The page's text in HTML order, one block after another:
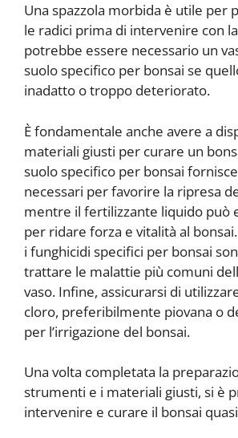
Una spazzola morbida è utile per
le radici prima di intervenire con
potrebbe essere necessario un
suolo specifico per bonsai se
inadatto o troppo deteriorato.
È fondamentale anche avere a
materiali giusti per curare un
suolo specifico per bonsai
necessari per favorire la ripresa
mentre il fertilizzante liquido può
per ridare forza e vitalità al
i funghicidi specifici per bonsai
trattare le malattie più comuni
vaso. Infine, assicurarsi di
cloro, preferibilmente piovana o
per l’irrigazione del bonsai.
Una volta completata la
strumenti e i materiali giusti, si è
intervenire e curare il bonsai